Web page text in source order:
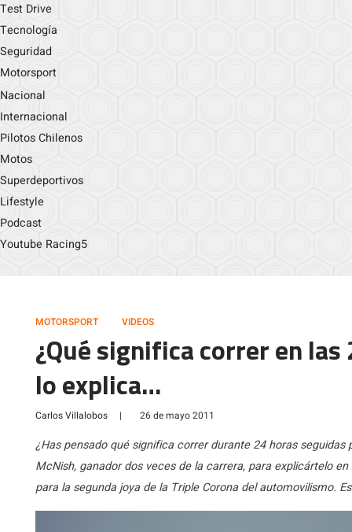
Test Drive
Tecnología
Seguridad
Motorsport
Nacional
Internacional
Pilotos Chilenos
Motos
Superdeportivos
Lifestyle
Podcast
Youtube Racing5
MOTORSPORT VIDEOS
¿Qué significa correr en las
lo explica…
Carlos Villalobos | 26 de mayo 2011
¿Has pensado qué significa correr durante 24 horas
McNish, ganador dos veces de la carrera, para explicártelo
para la segunda joya de la Triple Corona del automovilismo.